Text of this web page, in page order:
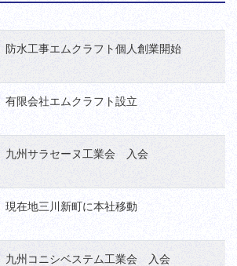
防水工事エムクラフト個人創業開始
有限会社エムクラフト設立
九州サラセーヌ工業会 入会
現在地三川新町に本社移動
九州コニシベステム工業会 入会